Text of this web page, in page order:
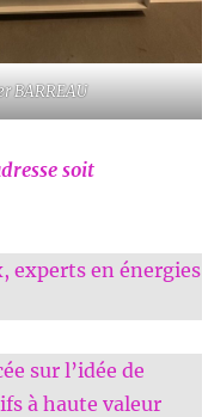
BARREAU
soit
experts en énergies
sur l’idée de
à haute valeur